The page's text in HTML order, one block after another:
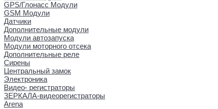
GPS/Глонасс Модули
GSM Модули
Датчики
Дополнительные модули
Модули автозапуска
Модули моторного отсека
Дополнительные реле
Сирены
Центральный замок
Электроника
Видео- регистраторы
ЗЕРКАЛА-видеорегистраторы
Arena